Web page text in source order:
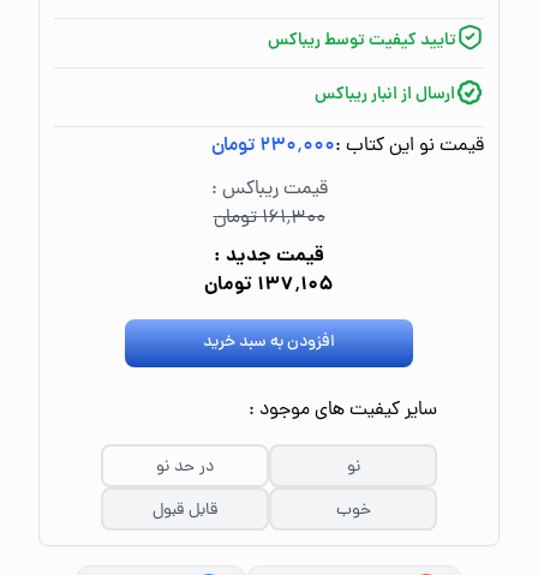
تایید کیفیت توسط ریباکس
ارسال از انبار ریباکس
قیمت نو این کتاب :۲۳۰٬۰۰۰ تومان
قیمت ریباکس :
۱۶۱٬۳۰۰ تومان
قیمت جدید :
۱۳۷٬۱۰۵ تومان
افزودن به سبد خرید
سایر کیفیت های موجود :
نو
در حد نو
خوب
قابل قبول